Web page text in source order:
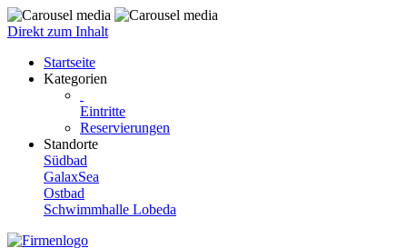
Direkt zum Inhalt
Startseite
Kategorien
Eintritte
Reservierungen
Standorte
Südbad
GalaxSea
Ostbad
Schwimmhalle Lobeda